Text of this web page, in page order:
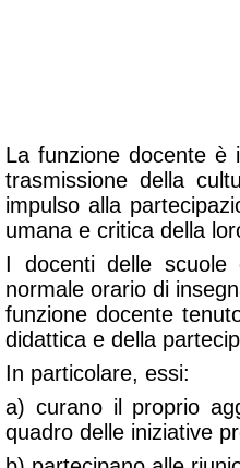
La funzione docente è
trasmissione della
impulso alla
umana e critica della
I docenti delle
normale orario di
funzione docente
didattica e della
In particolare, essi:
a) curano il proprio
quadro delle iniziative